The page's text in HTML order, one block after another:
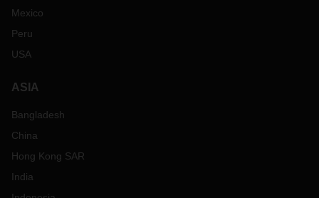
Mexico
Peru
USA
ASIA
Bangladesh
China
Hong Kong SAR
India